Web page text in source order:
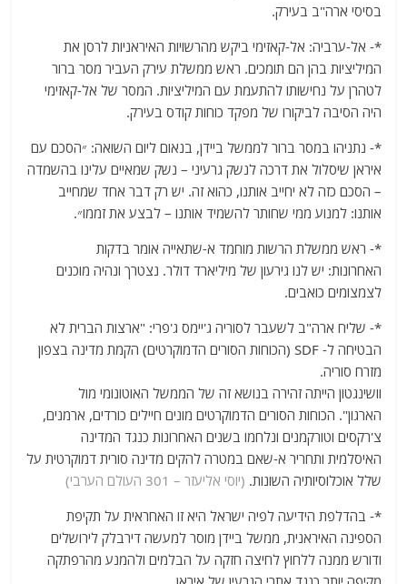
בסיסי ארה"ב בעירק.
*- אל-ערביה: אל-קאזימי ביקש מהרשויות האיראניות לרסן את
המיליציות בהן הם תומכים. ראש ממשלת עירק העביר מסר ברור
לטהרן על נחישותו להתעמת עם המיליציות. המסר של אל-קאזימי
היה הסיבה לביקורו של מפקד כוחות קודס בעירק.
*- נתניהו במסר ברור לממשל ביידן, בנאום ליום השואה: ״הסכם עם
איראן שיסלול את דרכה לנשק גרעיני – נשק שמאיים עלינו בהשמדה
– הסכם כזה לא יחייב אותנו, כהוא זה. יש רק דבר אחד שמחייב
אותנו: למנוע ממי שחותר להשמיד אותנו – לבצע את זממו״.
*- ראש ממשלת הרשות מוחמד א-שתאייה אומר בדקות
האחרונות: יש לנו גירעון של מיליארד דולר. נצטרך ונהיה מוכנים
לצמצומים כואבים.
*- שליח ארה"ב לשעבר לסוריה ג'יימס ג'פרי: "ארצות הברית לא
הבטיחה ל- SDF (הכוחות הסורים הדמוקרטים) הקמת מדינה בצפון
מזרח סוריה.
וושינגטון הייתה זהירה בנושא זה של הממשל האוטונומי מול
הארגון". הכוחות הסורים הדמוקרטים מונים חיילים כורדים, ארמנים,
צ'רקסים וטורקמנים ונלחמו בשנים האחרונות כנגד המדינה
האיסלמית ותחריר א-שאם במטרה להקים מדינה סורית דמוקרטית על
שלל אוכלוסיותיה השונות. (יוסי אליעזר – 301 העולם הערבי)
*- בהדלפת הידיעה לפיה ישראל היא זו האחראית על תקיפת
הספינה האיראנית, ממשל ביידן מוסר למעשה דירבלק לירושלים
ודורש ממנה ללחוץ לחיצה חזקה על הבלמים ולהמנע מהרפתקה